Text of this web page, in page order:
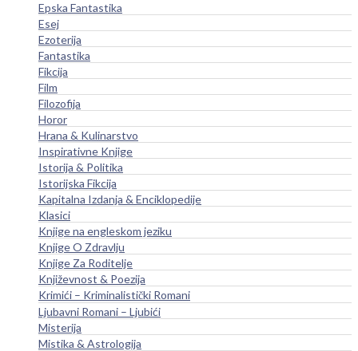
Epska Fantastika
Esej
Ezoterija
Fantastika
Fikcija
Film
Filozofija
Horor
Hrana & Kulinarstvo
Inspirativne Knjige
Istorija & Politika
Istorijska Fikcija
Kapitalna Izdanja & Enciklopedije
Klasici
Knjige na engleskom jeziku
Knjige O Zdravlju
Knjige Za Roditelje
Književnost & Poezija
Krimići – Kriminalistički Romani
Ljubavni Romani – Ljubići
Misterija
Mistika & Astrologija